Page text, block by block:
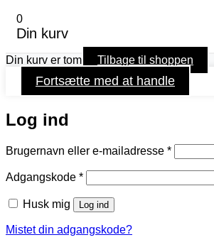
0
Din kurv
Din kurv er tom Tilbage til shoppen
Fortsætte med at handle
Log ind
Brugernavn eller e-mailadresse *Påkrævet
Adgangskode *Påkrævet
Husk mig Log ind
Mistet din adgangskode?